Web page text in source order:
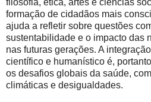
filosofia, ética, artes e ciências
formação de cidadãos mais
ajuda a refletir sobre questões
sustentabilidade e o impacto das
nas futuras gerações. A
científico e humanístico é,
os desafios globais da saúde,
climáticas e desigualdades.